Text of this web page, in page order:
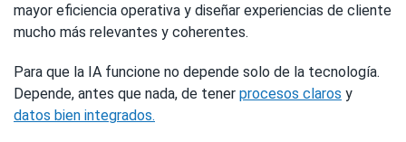
mayor eficiencia operativa y diseñar experiencias de cliente
mucho más relevantes y coherentes.
Para que la IA funcione no depende solo de la tecnología.
Depende, antes que nada, de tener procesos claros y
datos bien integrados.